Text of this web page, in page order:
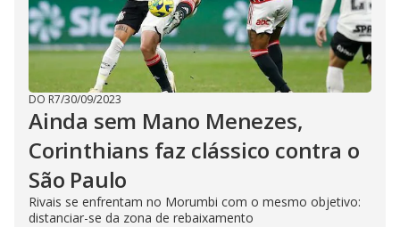
DO R7/30/09/2023
Ainda sem Mano Menezes,
Corinthians faz clássico contra o
São Paulo
Rivais se enfrentam no Morumbi com o mesmo objetivo:
distanciar-se da zona de rebaixamento